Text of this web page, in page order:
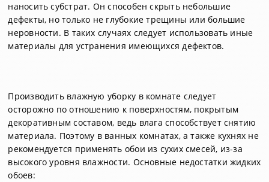
наносить субстрат. Он способен скрыть небольшие
дефекты, но только не глубокие трещины или большие
неровности. В таких случаях следует использовать иные
материалы для устранения имеющихся дефектов.
Производить влажную уборку в комнате следует
осторожно по отношению к поверхностям, покрытым
декоративным составом, ведь влага способствует снятию
материала. Поэтому в ванных комнатах, а также кухнях не
рекомендуется применять обои из сухих смесей, из-за
высокого уровня влажности. Основные недостатки жидких
обоев: